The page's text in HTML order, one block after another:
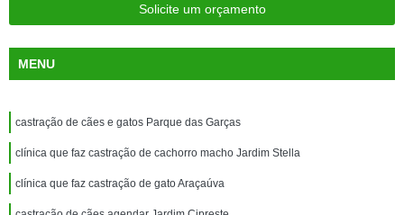
Solicite um orçamento
MENU
castração de cães e gatos Parque das Garças
clínica que faz castração de cachorro macho Jardim Stella
clínica que faz castração de gato Araçaúva